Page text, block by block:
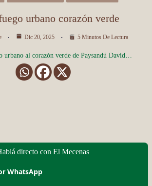
urbano corazón verde
Dic 20, 2025 5 Minutos De Lectura
urbano al corazón verde de Paysandú David…
directo con El Mecenas
WhatsApp